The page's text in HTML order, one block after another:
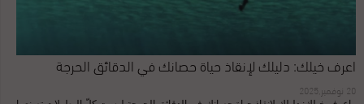
اعرف خيلك: دليلك لإنقاذ حياة حصانك في الدقائق الحرجة
20 نوفمبر,2025